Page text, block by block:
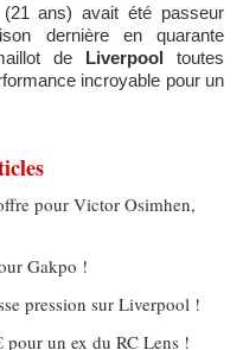
(21 ans) avait été passeur
dernière en quarante
de Liverpool toutes
incroyable pour un
pour Victor Osimhen,
Gakpo !
pression sur Liverpool !
un ex du RC Lens !